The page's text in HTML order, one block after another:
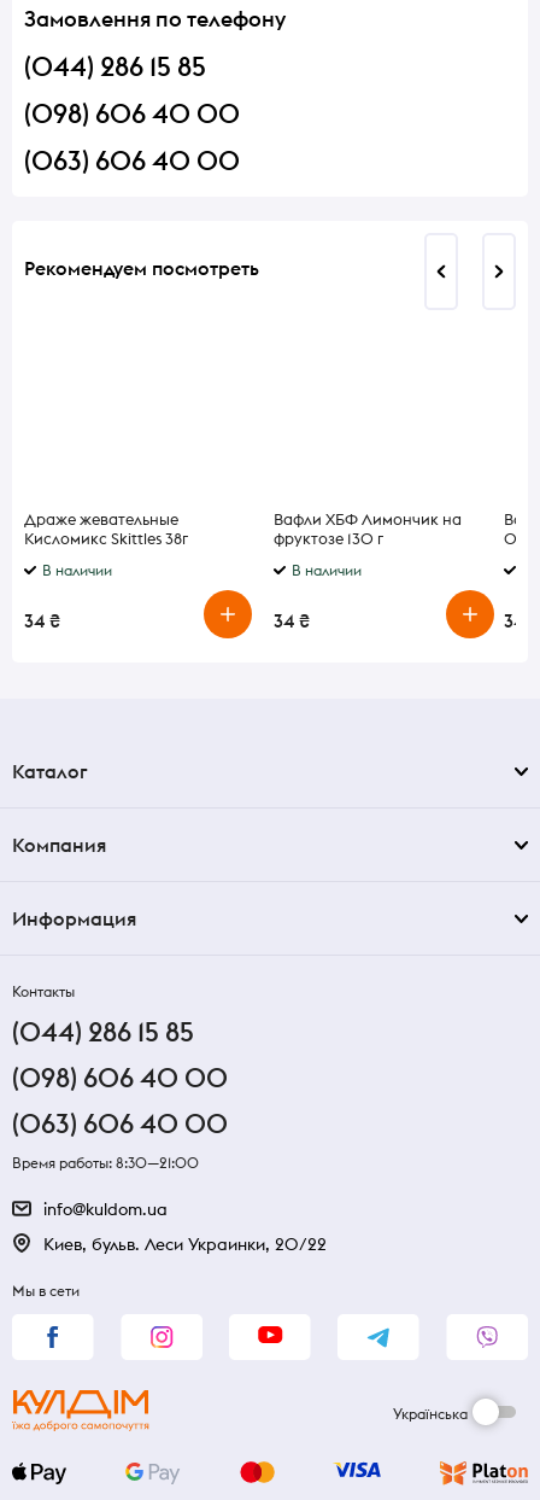
Замовлення по телефону
(044) 286 15 85
(098) 606 40 00
(063) 606 40 00
Рекомендуем посмотреть
Драже жевательные
Кисломикс Skittles 38г
В наличии
34 ₴
Вафли ХБФ Лимончик на
фруктозе 130 г
В наличии
34 ₴ 34 ₴
Каталог
Компания
Информация
Контакты
(044) 286 15 85
(098) 606 40 00
(063) 606 40 00
Время работы: 8:30—21:00
info@kuldom.ua
Киев, бульв. Леси Украинки, 20/22
Мы в сети
Українська